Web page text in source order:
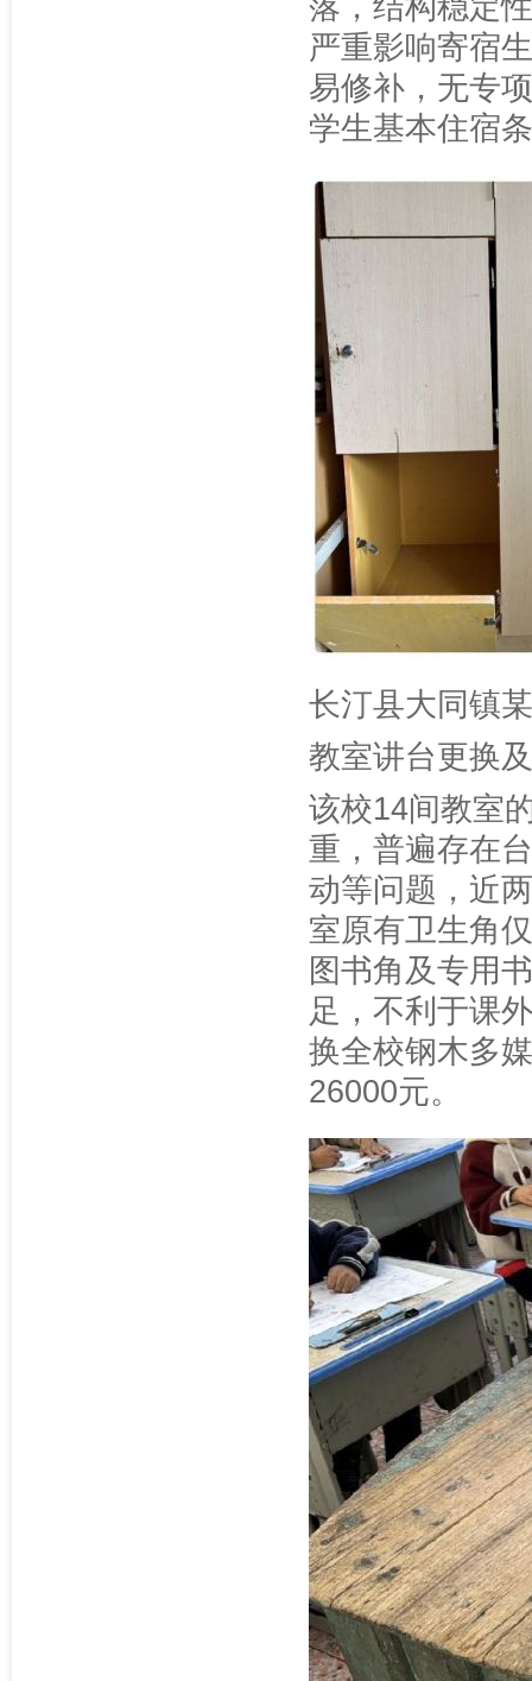
落，结构稳定
严重影响寄宿
易修补，无专
学生基本住宿
长汀县大同镇
教室讲台更换
该校14间教室
重，普遍存在
动等问题，近
室原有卫生角
图书角及专用
足，不利于课
换全校钢木多
26000元。